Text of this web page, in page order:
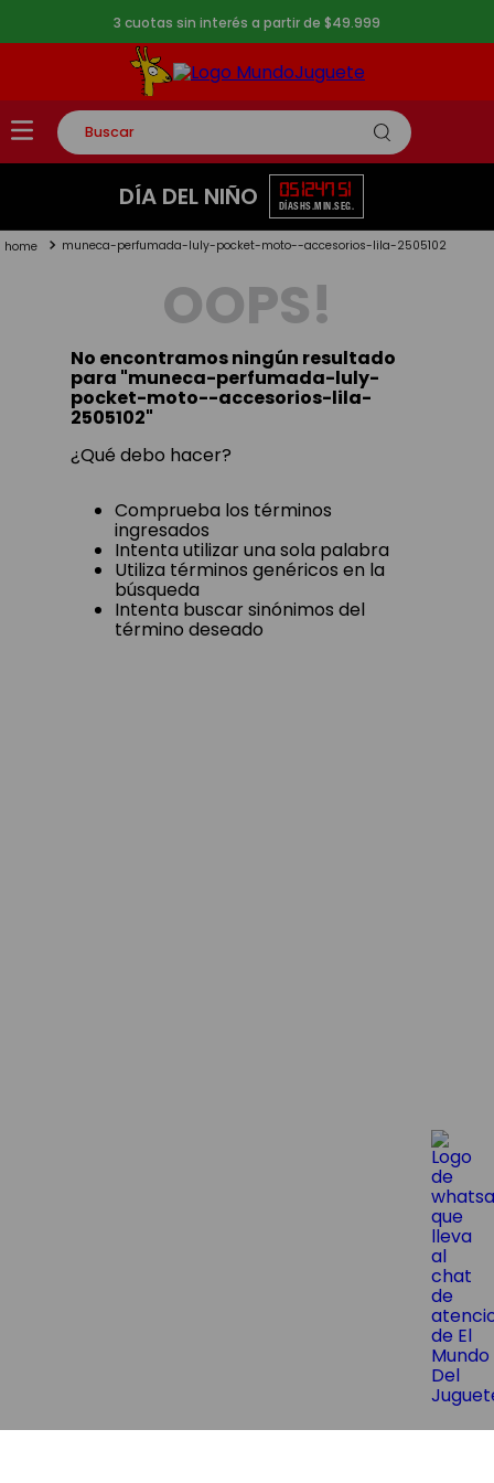
3 cuotas sin interés a partir de $49.999
Buscar
TÉRMINOS MÁS BUSCADOS
2.
lego
toy story
DÍA DEL NIÑO 05
DÍAS
12
HS.
47
MIN.
51
SEG.
muneca-perfumada-luly-pocket-moto--accesorios-lila-2505102
OOPS!
No encontramos ningún resultado
para "muneca-perfumada-luly-
pocket-moto--accesorios-lila-
2505102"
¿Qué debo hacer?
Comprueba los términos
ingresados
Intenta utilizar una sola palabra
Utiliza términos genéricos en la
búsqueda
Intenta buscar sinónimos del
término deseado